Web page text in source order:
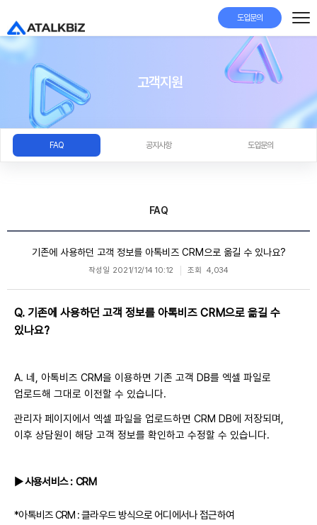
도입문의
고객지원
FAQ 공지사항 도입문의
FAQ
기존에 사용하던 고객 정보를 아톡비즈 CRM으로 옮길 수 있나요?
작성일 2021/12/14 10:12 조회 4,034
Q. 기존에 사용하던 고객 정보를 아톡비즈 CRM으로 옮길 수
있나요?
A. 네, 아톡비즈 CRM을 이용하면 기존 고객 DB를 엑셀 파일로
업로드해 그대로 이전할 수 있습니다.
관리자 페이지에서 엑셀 파일을 업로드하면 CRM DB에 저장되며,
이후 상담원이 해당 고객 정보를 확인하고 수정할 수 있습니다.
▶사용서비스: CRM
*아톡비즈 CRM : 클라우드 방식으로 어디에서나 접근하여